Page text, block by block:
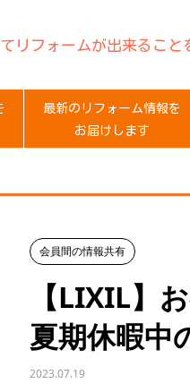
リフォームが出来ること
最新のリフォーム情報を
お届けします
会員間の情報共有
【LIXIL】
夏期休暇中
2023.07.19